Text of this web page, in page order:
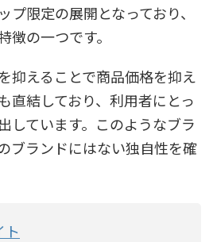
プ限定の展開となっており、
徴の一つです。
抑えることで商品価格を抑え
直結しており、利用者にとっ
しています。このようなブラ
ブランドにはない独自性を確